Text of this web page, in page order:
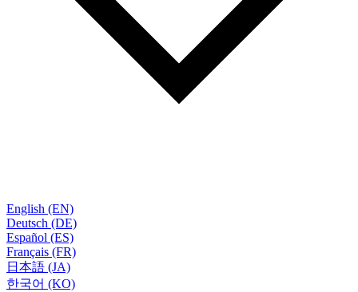
English (EN)
Deutsch (DE)
Español (ES)
Français (FR)
日本語 (JA)
한국어 (KO)